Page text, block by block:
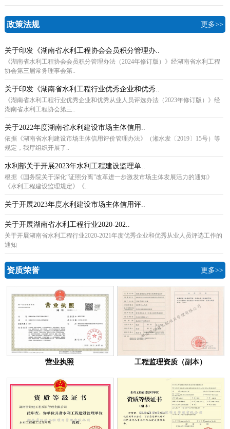
政策法规 更多>>
关于印发《湖南省水利工程协会会员积分管理办..
《湖南省水利工程协会会员积分管理办法（2024年修订版）》经湖南省水利工程
协会第三届常务理事会第..
关于印发《湖南省水利工程行业优秀企业和优秀..
《湖南省水利工程行业优秀企业和优秀从业人员评选办法（2023年修订版）》经
湖南省水利工程协会第三..
关于2022年度湖南省水利建设市场主体信用..
依据《湖南省水利建设市场主体信用评价管理办法》（湘水发〔2019〕15号）等
规定，我厅组织开展了..
水利部关于开展2023年水利工程建设监理单..
根据《国务院关于深化“证照分离”改革进一步激发市场主体发展活力的通知》
《水利工程建设监理规定》《..
关于开展2023年度水利建设市场主体信用评..
关于开展湖南省水利工程行业2020-202..
关于开展湖南省水利工程行业2020-2021年度优秀企业和优秀从业人员评选工作的
通知
资质荣誉 更多>>
营业执照 工程监理资质（副本）